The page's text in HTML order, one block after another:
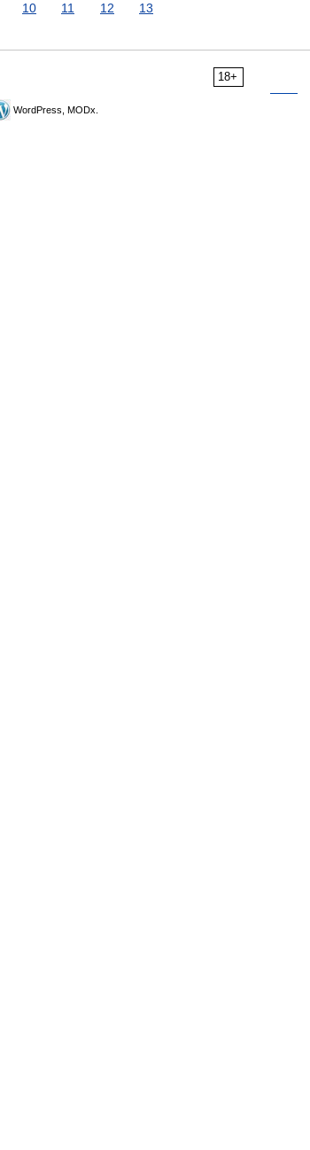
10 11 12 13
18+
WordPress, MODx.